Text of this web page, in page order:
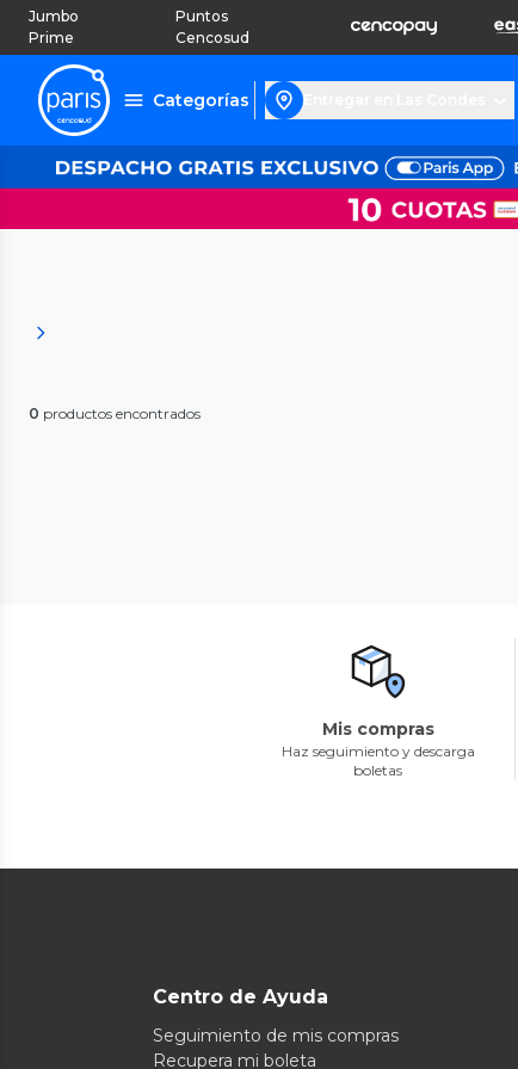
Jumbo
Prime
Puntos
Cencosud
Categorías
0 productos encontrados
Mis compras
Haz seguimiento y descarga
boletas
Centro de Ayuda
Seguimiento de mis compras
Recupera mi boleta